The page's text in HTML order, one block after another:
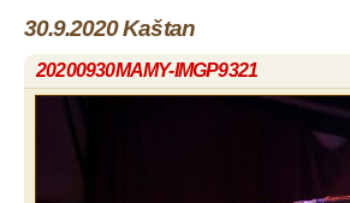
30.9.2020 Kaštan
20200930MAMY-IMGP9321